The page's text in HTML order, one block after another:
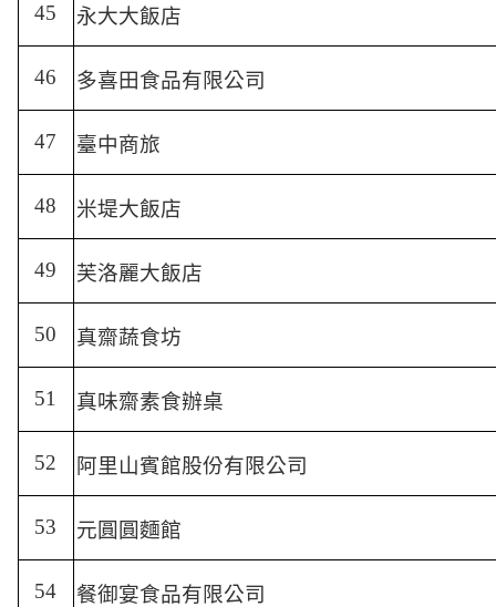
45 永大大飯店
46 多喜田食品有限公司
47 臺中商旅
48 米堤大飯店
49 芙洛麗大飯店
50 真齋蔬食坊
51 真味齋素食辦桌
52 阿里山賓館股份有限公司
53 元圓圓麵館
54 餐御宴食品有限公司